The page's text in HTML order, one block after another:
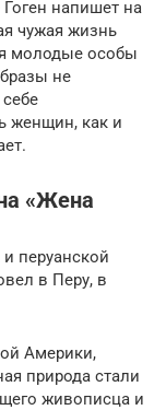
напишет на
чужая жизнь
молодые особы
не
женщин, как и
«Жена
перуанской
в Перу, в
Америки,
природа стали
живописца и